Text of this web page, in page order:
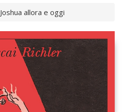
Joshua allora e oggi